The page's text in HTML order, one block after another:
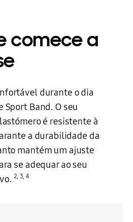
comecea
durante o dia
Sport Band. O seu
é resistente à
a durabilidade da
mantém um ajuste
se adequar ao seu
2, 3 ,4